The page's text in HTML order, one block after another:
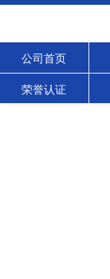
公司首页
荣誉认证